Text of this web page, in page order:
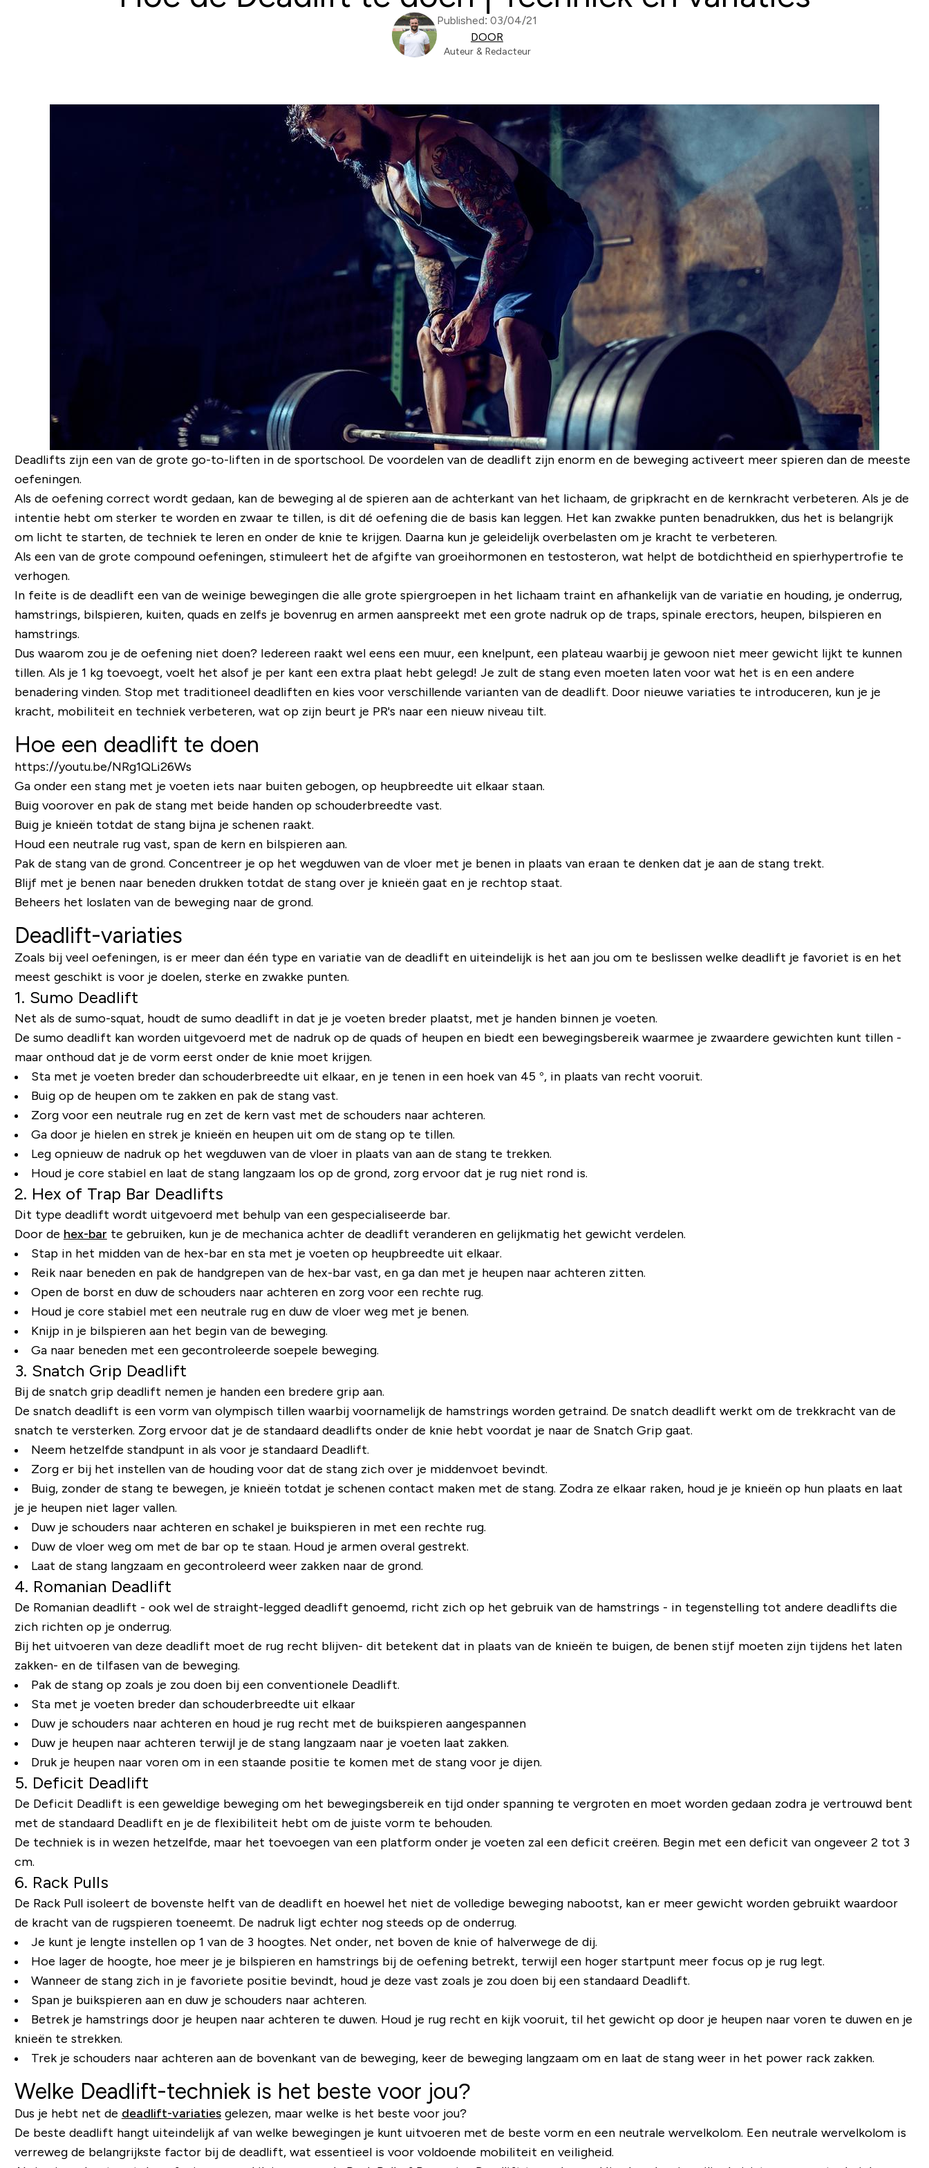
Published: 03/04/21
DOOR
Auteur & Redacteur
Deadlifts zijn een van de grote go-to-liften in de sportschool. De voordelen van de deadlift zijn enorm en de beweging activeert meer spieren dan de meeste
oefeningen.
Als de oefening correct wordt gedaan, kan de beweging al de spieren aan de achterkant van het lichaam, de gripkracht en de kernkracht verbeteren. Als je de
intentie hebt om sterker te worden en zwaar te tillen, is dit dé oefening die de basis kan leggen. Het kan zwakke punten benadrukken, dus het is belangrijk
om licht te starten, de techniek te leren en onder de knie te krijgen. Daarna kun je geleidelijk overbelasten om je kracht te verbeteren.
Als een van de grote compound oefeningen, stimuleert het de afgifte van groeihormonen en testosteron, wat helpt de botdichtheid en spierhypertrofie te
verhogen.
In feite is de deadlift een van de weinige bewegingen die alle grote spiergroepen in het lichaam traint en afhankelijk van de variatie en houding, je onderrug,
hamstrings, bilspieren, kuiten, quads en zelfs je bovenrug en armen aanspreekt met een grote nadruk op de traps, spinale erectors, heupen, bilspieren en
hamstrings.
Dus waarom zou je de oefening niet doen? Iedereen raakt wel eens een muur, een knelpunt, een plateau waarbij je gewoon niet meer gewicht lijkt te kunnen
tillen. Als je 1 kg toevoegt, voelt het alsof je per kant een extra plaat hebt gelegd! Je zult de stang even moeten laten voor wat het is en een andere
benadering vinden. Stop met traditioneel deadliften en kies voor verschillende varianten van de deadlift. Door nieuwe variaties te introduceren, kun je je
kracht, mobiliteit en techniek verbeteren, wat op zijn beurt je PR's naar een nieuw niveau tilt.
Hoe een deadlift te doen
https://youtu.be/NRg1QLi26Ws
Ga onder een stang met je voeten iets naar buiten gebogen, op heupbreedte uit elkaar staan.
Buig voorover en pak de stang met beide handen op schouderbreedte vast.
Buig je knieën totdat de stang bijna je schenen raakt.
Houd een neutrale rug vast, span de kern en bilspieren aan.
Pak de stang van de grond. Concentreer je op het wegduwen van de vloer met je benen in plaats van eraan te denken dat je aan de stang trekt.
Blijf met je benen naar beneden drukken totdat de stang over je knieën gaat en je rechtop staat.
Beheers het loslaten van de beweging naar de grond.
Deadlift-variaties
Zoals bij veel oefeningen, is er meer dan één type en variatie van de deadlift en uiteindelijk is het aan jou om te beslissen welke deadlift je favoriet is en het
meest geschikt is voor je doelen, sterke en zwakke punten.
1. Sumo Deadlift
Net als de sumo-squat, houdt de sumo deadlift in dat je je voeten breder plaatst, met je handen binnen je voeten.
De sumo deadlift kan worden uitgevoerd met de nadruk op de quads of heupen en biedt een bewegingsbereik waarmee je zwaardere gewichten kunt tillen -
maar onthoud dat je de vorm eerst onder de knie moet krijgen.
Sta met je voeten breder dan schouderbreedte uit elkaar, en je tenen in een hoek van 45 °, in plaats van recht vooruit.
Buig op de heupen om te zakken en pak de stang vast.
Zorg voor een neutrale rug en zet de kern vast met de schouders naar achteren.
Ga door je hielen en strek je knieën en heupen uit om de stang op te tillen.
Leg opnieuw de nadruk op het wegduwen van de vloer in plaats van aan de stang te trekken.
Houd je core stabiel en laat de stang langzaam los op de grond, zorg ervoor dat je rug niet rond is.
2. Hex of Trap Bar Deadlifts
Dit type deadlift wordt uitgevoerd met behulp van een gespecialiseerde bar.
Door de hex-bar te gebruiken, kun je de mechanica achter de deadlift veranderen en gelijkmatig het gewicht verdelen.
Stap in het midden van de hex-bar en sta met je voeten op heupbreedte uit elkaar.
Reik naar beneden en pak de handgrepen van de hex-bar vast, en ga dan met je heupen naar achteren zitten.
Open de borst en duw de schouders naar achteren en zorg voor een rechte rug.
Houd je core stabiel met een neutrale rug en duw de vloer weg met je benen.
Knijp in je bilspieren aan het begin van de beweging.
Ga naar beneden met een gecontroleerde soepele beweging.
3. Snatch Grip Deadlift
Bij de snatch grip deadlift nemen je handen een bredere grip aan.
De snatch deadlift is een vorm van olympisch tillen waarbij voornamelijk de hamstrings worden getraind. De snatch deadlift werkt om de trekkracht van de
snatch te versterken. Zorg ervoor dat je de standaard deadlifts onder de knie hebt voordat je naar de Snatch Grip gaat.
Neem hetzelfde standpunt in als voor je standaard Deadlift.
Zorg er bij het instellen van de houding voor dat de stang zich over je middenvoet bevindt.
Buig, zonder de stang te bewegen, je knieën totdat je schenen contact maken met de stang. Zodra ze elkaar raken, houd je je knieën op hun plaats en laat
je je heupen niet lager vallen.
Duw je schouders naar achteren en schakel je buikspieren in met een rechte rug.
Duw de vloer weg om met de bar op te staan. Houd je armen overal gestrekt.
Laat de stang langzaam en gecontroleerd weer zakken naar de grond.
4. Romanian Deadlift
De Romanian deadlift - ook wel de straight-legged deadlift genoemd, richt zich op het gebruik van de hamstrings - in tegenstelling tot andere deadlifts die
zich richten op je onderrug.
Bij het uitvoeren van deze deadlift moet de rug recht blijven- dit betekent dat in plaats van de knieën te buigen, de benen stijf moeten zijn tijdens het laten
zakken- en de tilfasen van de beweging.
Pak de stang op zoals je zou doen bij een conventionele Deadlift.
Sta met je voeten breder dan schouderbreedte uit elkaar
Duw je schouders naar achteren en houd je rug recht met de buikspieren aangespannen
Duw je heupen naar achteren terwijl je de stang langzaam naar je voeten laat zakken.
Druk je heupen naar voren om in een staande positie te komen met de stang voor je dijen.
5. Deficit Deadlift
De Deficit Deadlift is een geweldige beweging om het bewegingsbereik en tijd onder spanning te vergroten en moet worden gedaan zodra je vertrouwd bent
met de standaard Deadlift en je de flexibiliteit hebt om de juiste vorm te behouden.
De techniek is in wezen hetzelfde, maar het toevoegen van een platform onder je voeten zal een deficit creëren. Begin met een deficit van ongeveer 2 tot 3
cm.
6. Rack Pulls
De Rack Pull isoleert de bovenste helft van de deadlift en hoewel het niet de volledige beweging nabootst, kan er meer gewicht worden gebruikt waardoor
de kracht van de rugspieren toeneemt. De nadruk ligt echter nog steeds op de onderrug.
Je kunt je lengte instellen op 1 van de 3 hoogtes. Net onder, net boven de knie of halverwege de dij.
Hoe lager de hoogte, hoe meer je je bilspieren en hamstrings bij de oefening betrekt, terwijl een hoger startpunt meer focus op je rug legt.
Wanneer de stang zich in je favoriete positie bevindt, houd je deze vast zoals je zou doen bij een standaard Deadlift.
Span je buikspieren aan en duw je schouders naar achteren.
Betrek je hamstrings door je heupen naar achteren te duwen. Houd je rug recht en kijk vooruit, til het gewicht op door je heupen naar voren te duwen en je
knieën te strekken.
Trek je schouders naar achteren aan de bovenkant van de beweging, keer de beweging langzaam om en laat de stang weer in het power rack zakken.
Welke Deadlift-techniek is het beste voor jou?
Dus je hebt net de deadlift-variatiesgelezen, maar welke is het beste voor jou?
De beste deadlift hangt uiteindelijk af van welke bewegingen je kunt uitvoeren met de beste vorm en een neutrale wervelkolom. Een neutrale wervelkolom is
verreweg de belangrijkste factor bij de deadlift, wat essentieel is voor voldoende mobiliteit en veiligheid.